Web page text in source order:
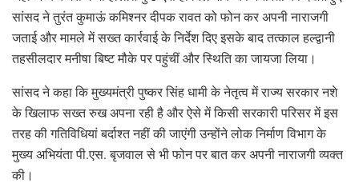
सांसद ने तुरंत कुमाऊं कमिश्नर दीपक रावत को फोन कर अपनी नाराजगी
जताई और मामले में सख्त कार्रवाई के निर्देश दिए इसके बाद तत्काल हल्द्वानी
तहसीलदार मनीषा बिष्ट मौके पर पहुंचीं और स्थिति का जायजा लिया।
सांसद ने कहा कि मुख्यमंत्री पुष्कर सिंह धामी के नेतृत्व में राज्य सरकार नशे
के खिलाफ सख्त रुख अपना रही है और ऐसे में किसी सरकारी परिसर में इस
तरह की गतिविधियां बर्दाश्त नहीं की जाएंगी उन्होंने लोक निर्माण विभाग के
मुख्य अभियंता पी.एस. बृजवाल से भी फोन पर बात कर अपनी नाराजगी व्यक्त
की।